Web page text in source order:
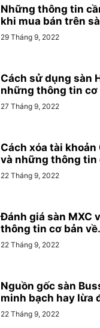
Những thông tin
khi mua bán trên
29 Tháng 9, 2022
Cách sử dụng sàn
những thông tin cơ
27 Tháng 9, 2022
Cách xóa tài khoản
và những thông tin
22 Tháng 9, 2022
Đánh giá sàn MXC
thông tin cơ bản
22 Tháng 9, 2022
Nguồn gốc sàn
minh bạch hay lừa
22 Tháng 9, 2022